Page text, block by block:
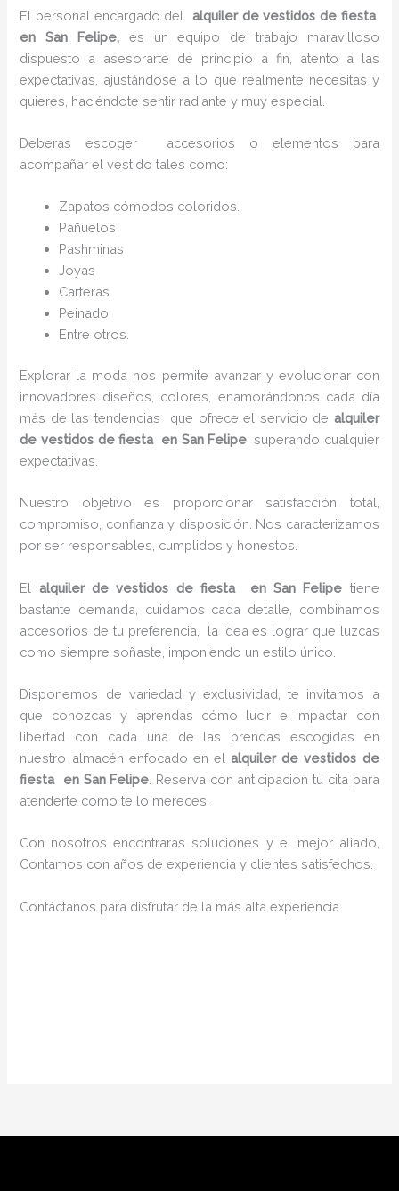
El personal encargado del alquiler de vestidos de fiesta
en San Felipe,es un equipo de trabajo maravilloso
dispuesto a asesorarte de principio a fin, atento a las
expectativas, ajustándose a lo que realmente necesitas y
quieres, haciéndote sentir radiante y muy especial.
Deberás escoger accesorios o elementos para
acompañar el vestido tales como:
Zapatos cómodos coloridos.
Pañuelos
Pashminas
Joyas
Carteras
Peinado
Entre otros.
Explorar la moda nos permite avanzar y evolucionar con
innovadores diseños, colores, enamorándonos cada día
más de las tendencias que ofrece el servicio de alquiler
de vestidos de fiesta en San Felipe , superando cualquier
expectativas.
Nuestro objetivo es proporcionar satisfacción total,
compromiso, confianza y disposición. Nos caracterizamos
por ser responsables, cumplidos y honestos.
El alquiler de vestidos de fiesta en San Felipe tiene
bastante demanda, cuidamos cada detalle, combinamos
accesorios de tu preferencia, la idea es lograr que luzcas
como siempre soñaste, imponiendo un estilo único.
Disponemos de variedad y exclusividad, te invitamos a
que conozcas y aprendas cómo lucir e impactar con
libertad con cada una de las prendas escogidas en
nuestro almacén enfocado en elalquiler de vestidos de
fiesta en San Felipe . Reserva con anticipación tu cita para
atenderte como te lo mereces.
Con nosotros encontrarás soluciones y el mejor aliado,
Contamos con años de experiencia y clientes satisfechos.
Contáctanos para disfrutar de la más alta experiencia.